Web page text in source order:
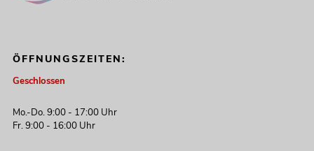
ÖFFNUNGSZEITEN:
Geschlossen
Mo.-Do. 9:00 - 17:00 Uhr
Fr. 9:00 - 16:00 Uhr